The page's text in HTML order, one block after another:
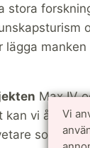
Vi
stora
lägga manken
Max IV
kan vi
som